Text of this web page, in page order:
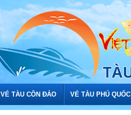
VÉ TÀU CÔN ĐẢO VÉ TÀU PHÚ QUỐC
Vé tàu cao tốc tuyến Sài Gòn đi
Côn Đảo và ngược lại